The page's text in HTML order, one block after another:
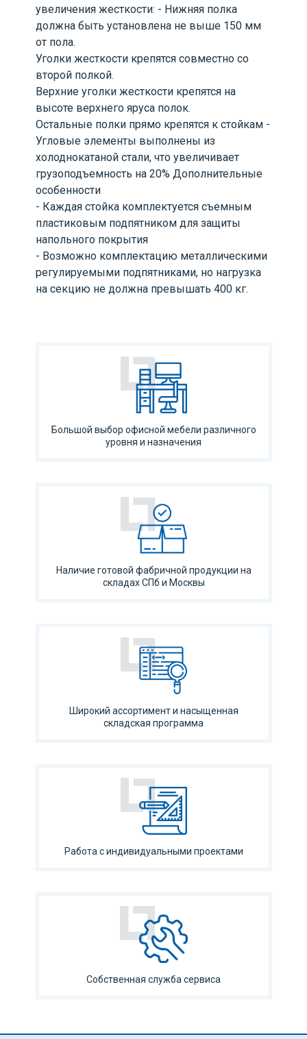
увеличения жесткости: - Нижняя полка
должна быть установлена не выше 150 мм
от пола.
Уголки жесткости крепятся совместно со
второй полкой.
Верхние уголки жесткости крепятся на
высоте верхнего яруса полок.
Остальные полки прямо крепятся к стойкам -
Угловые элементы выполнены из
холоднокатаной стали, что увеличивает
грузоподъемность на 20% Дополнительные
особенности
- Каждая стойка комплектуется съемным
пластиковым подпятником для защиты
напольного покрытия
- Возможно комплектацию металлическими
регулируемыми подпятниками, но нагрузка
на секцию не должна превышать 400 кг.
Большой выбор офисной мебели различного
уровня и назначения
Наличие готовой фабричной продукции на
складах СПб и Москвы
Широкий ассортимент и насыщенная
складская программа
Работа с индивидуальными проектами
Собственная служба сервиса